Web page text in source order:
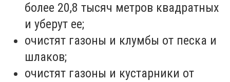
более 20,8 тысяч метров квадратных
и уберут ее;
очистят газоны и клумбы от песка и
шлаков;
очистят газоны и кустарники от